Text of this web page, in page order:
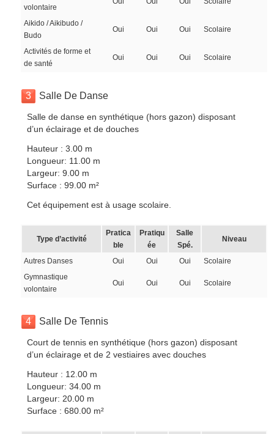
volontaire
Aikido / Aikibudo /
Budo
Oui Oui Oui Scolaire
Activités de forme et
de santé
Oui Oui Oui Scolaire
3 Salle De Danse
Salle de danse en synthétique (hors gazon) disposant
d’un éclairage et de douches
Hauteur : 3.00 m
Longueur: 11.00 m
Largeur: 9.00 m
Surface : 99.00 m²
Cet équipement est à usage scolaire.
Type d’activité
Pratica
ble
Pratiqu
ée
Salle
Spé.
Niveau
Autres Danses Oui Oui Oui
Scolaire
Gymnastique
volontaire
Oui Oui Oui Scolaire
4 Salle De Tennis
Court de tennis en synthétique (hors gazon) disposant
d’un éclairage et de 2 vestiaires avec douches
Hauteur : 12.00 m
Longueur: 34.00 m
Largeur: 20.00 m
Surface : 680.00 m²